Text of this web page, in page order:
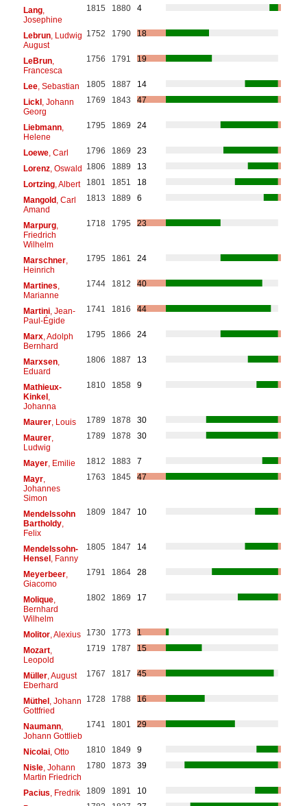
Lang,
Josephine
1815 1880 4
Lebrun, Ludwig
August
1752 1790 18
LeBrun,
Francesca
1756 1791 19
Lee, Sebastian 1805 1887
14
Lickl, Johann
Georg
1769 1843 47
Liebmann,
Helene
1795 1869 24
Loewe, Carl 1796 1869
23
Lorenz, Oswald 1806 1889
13
Lortzing, Albert 1801 1851
18
Mangold, Carl
Amand
1813 1889 6
Marpurg,
Friedrich
Wilhelm
1718 1795 23
Marschner,
Heinrich
1795 1861 24
Martines
Marianne
1744 1812 40
Martini, Jean-
Paul-Égide
1741 1816 44
Marx, Adolph
Bernhard
1795 1866 24
Marxsen,
Eduard
1806 1887 13
Mathieux-
Kinkel,
Johanna
1810 1858 9
Maurer, Louis 1789 1878
30
Maurer,
Ludwig
1789 1878 30
Mayer, Emilie 1812 1883
7
Mayr,
Johannes
Simon
1763 1845 47
Mendelssohn
Bartholdy,
Felix
1809 1847 10
Mendelssohn-
Hensel, Fanny
1805 1847 14
Meyerbeer,
Giacomo
1791 1864 28
Molique,
Bernhard
Wilhelm
1802 1869 17
Molitor, Alexius 1730 1773
1
Mozart,
Leopold
1719 1787 15
Müller, August
Eberhard
1767 1817 45
Müthel, Johann
Gottfried
1728 1788 16
Naumann,
Johann Gottlieb
1741 1801 29
Nicolai, Otto 1810 1849
9
Nisle, Johann
Martin Friedrich
1780 1873 39
Pacius , Fredrik 1809 1891
10